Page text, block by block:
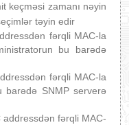
keçməsi zamanı nəyin
təyin edir
fərqli MAC-la
bu barədə
fərqli MAC-la
SNMP serverə
fərqli MAC-